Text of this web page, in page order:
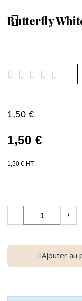
Butterfly
    
1,50 €
1,50 €
1,50 € HT
− +
Ajouter au